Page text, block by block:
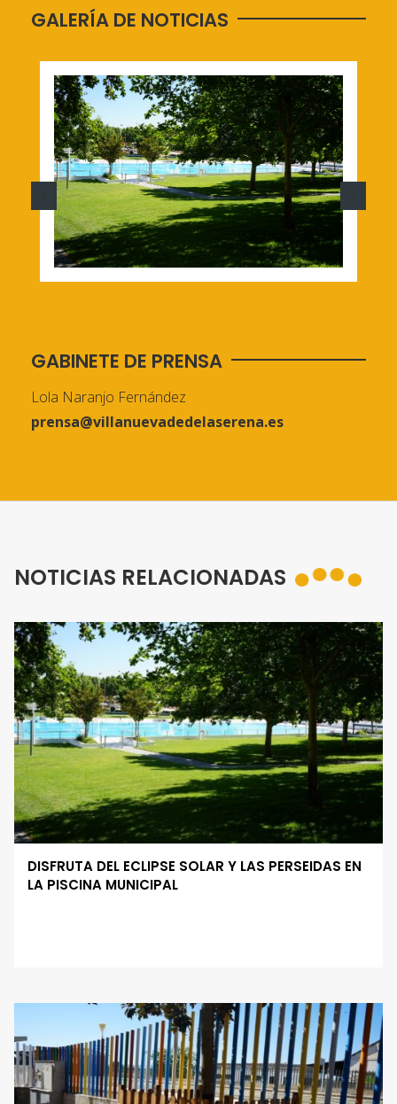
GALERÍA DE NOTICIAS
GABINETE DE PRENSA
Lola Naranjo Fernández
prensa@villanuevadedelaserena.es
NOTICIAS RELACIONADAS
DISFRUTA DEL ECLIPSE SOLAR Y LAS PERSEIDAS EN
LA PISCINA MUNICIPAL